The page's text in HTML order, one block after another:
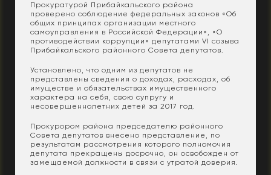
Прокуратурой Прибайкальского района
проверено соблюдение федеральных законов «Об
общих принципах организации местного
самоуправления в Российской Федерации», «О
противодействии коррупции» депутатами VI созыва
Прибайкальского районного Совета депутатов.
Установлено, что одним из депутатов не
представлены сведения о доходах, расходах, об
имуществе и обязательствах имущественного
характера на себя, свою супругу и
несовершеннолетних детей за 2017 год.
Прокурором района председателю районного
Совета депутатов внесено представление, по
результатам рассмотрения которого полномочия
депутата прекращены досрочно, он освобожден от
замещаемой должности в связи с утратой доверия.